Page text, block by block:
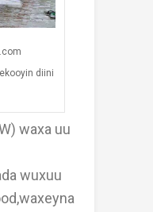
diini
waxa uu
wuxuu